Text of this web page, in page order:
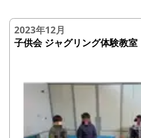
2023年12月
子供会 ジャグリング体験教室